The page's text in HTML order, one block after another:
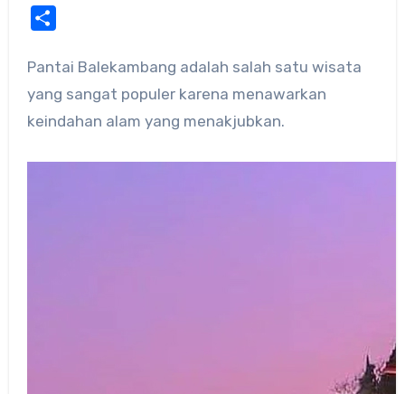
Pantai Balekambang adalah salah satu wisata
yang sangat populer karena menawarkan
keindahan alam yang menakjubkan.